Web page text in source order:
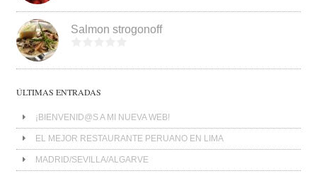
Salmon strogonoff
ÚLTIMAS ENTRADAS
¡BIENVENID@S A MI NUEVA WEB!
EL MEJOR RESTAURANTE PERUANO EN LIMA
MADRID/SEVILLA/ALGARVE